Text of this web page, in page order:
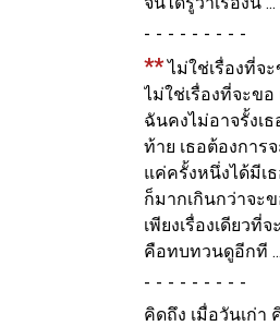
-
**ไม่ใช่เรื่องที่จ
ไม่ใช่เรื่องที่จะข
ฉันคงไม่อาจรั้งเธ
ท้าย เธอต้องการ
แค่ครั้งหนึ่งได้มีเ
ก็มากเกินกว่าจะ
เพียงเรื่องเดียวที่
คือทบทวนดูอีกที
-
คิดถึง เมื่อวันเก่า